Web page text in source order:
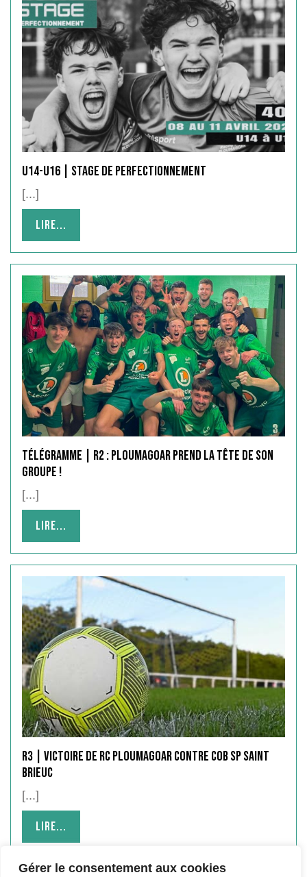
Gérer le consentement aux cookies
U14-U16 | Stage de perfectionnement
[...]
Lire...
Télégramme | R2 : Ploumagoar prend la tête de son
groupe !
[...]
Lire...
R3 | victoire de RC PLOUMAGOAR contre COB SP SAINT
BRIEUC
[...]
Lire...